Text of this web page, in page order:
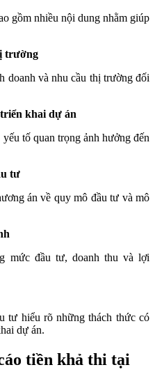
gồm nhiều nội dung nhằm giúp
trường
doanh và nhu cầu thị trường đối
khai dự án
tố quan trọng ảnh hưởng đến
tư
án về quy mô đầu tư và mô
mức đầu tư, doanh thu và lợi
tư hiểu rõ những thách thức có
dự án.
tiền khả thi tại